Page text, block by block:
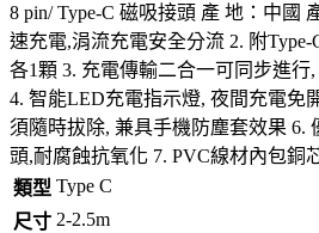
8 pin/ Type-C 磁吸接頭 產 地：中國
速充電,涓流充電安全分流 2. 附Type-
各1顆 3. 充電傳輸二合一可同步進
4. 智能LED充電指示燈, 夜間充電免
須隨時拔除, 兼具手機防塵套效果 6.
頭,耐腐蝕抗氧化 7. PVC線材內包銅
類型 Type C
尺寸 2-2.5m